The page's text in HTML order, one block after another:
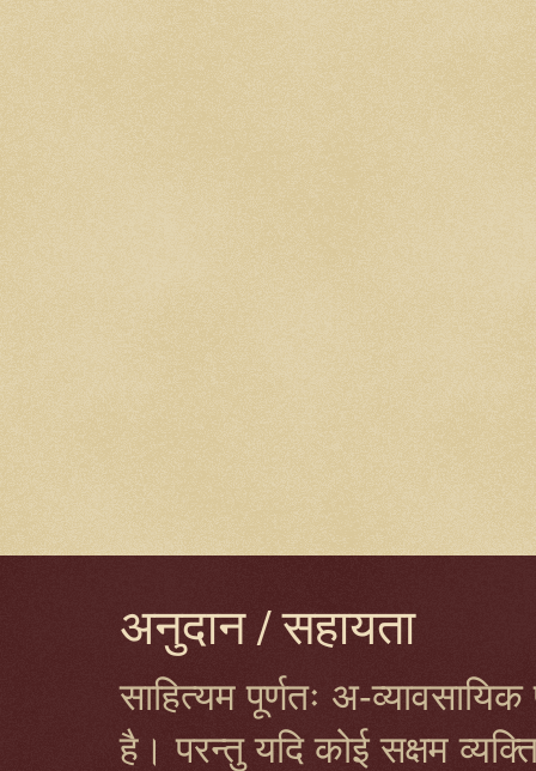
अनुदान / सहायता
साहित्यम पूर्णतः अ-
है। परन्तु यदि कोई सक्षम